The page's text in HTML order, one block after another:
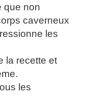
que non
caverneux
les
la recette et
les